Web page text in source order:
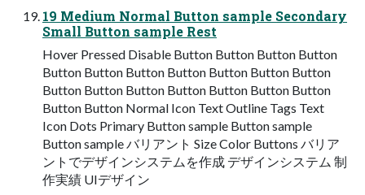
19 Medium Normal Button sample Secondary
Small Button sample Rest
Hover Pressed Disable Button Button Button Button
Button Button Button Button Button Button Button
Button Button Button Button Button Button Button
Button Button Normal Icon Text Outline Tags Text
Icon Dots Primary Button sample Button sample
Button sample バリアント Size Color Buttons バリア
ントでデザインシステムを作成 デザインシステム 制
作実績 UIデザイン